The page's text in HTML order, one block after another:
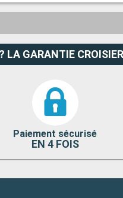
LA GARANTIE
Paiement sécurisé
EN 4 FOIS